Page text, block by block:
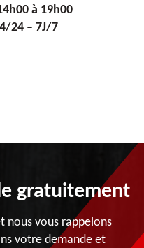
à 19h00
24 – 7J/7
gratuitement
nous vous rappelons
votre demande et